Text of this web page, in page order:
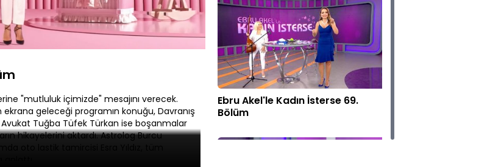
Oynatma
"mutluluk içimizde" mesajını verecek.
geleceği programın konuğu, Davranış
Avukat Tuğba Tüfek Türkan ise boşanmalar
hikayelerini aktardı. Astrolog Burcu
oto lastik tamircisi Esra Yıldız, tüm
Ebru Akel'le Kadın İsterse 69.
Bölüm